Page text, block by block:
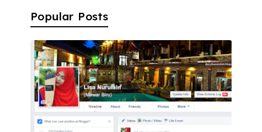
Popular Posts